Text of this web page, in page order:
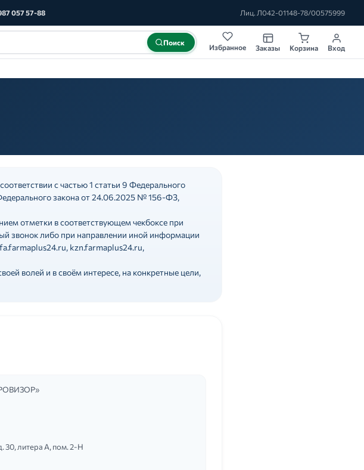
057 57-88 Лиц. Л042-01148-78/00575999
Поиск
Избранное Заказы Корзина Вход
с частью 1 статьи 9 Федерального
закона от 24.06.2025 № 156-ФЗ,
отметки в соответствующем чекбоксе при
звонок либо при направлении иной информации
kzn.farmaplus24.ru,
волей и в своём интересе, на конкретные цели,
30, литера А, пом. 2-Н